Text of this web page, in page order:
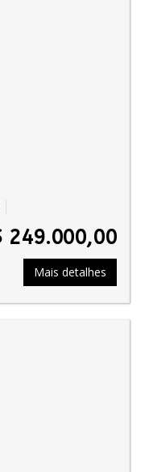
249.000,00
Mais detalhes